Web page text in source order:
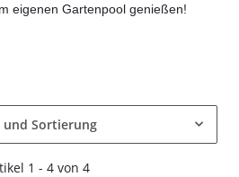
eigenen Gartenpool genießen!
und Sortierung
1 - 4 von 4